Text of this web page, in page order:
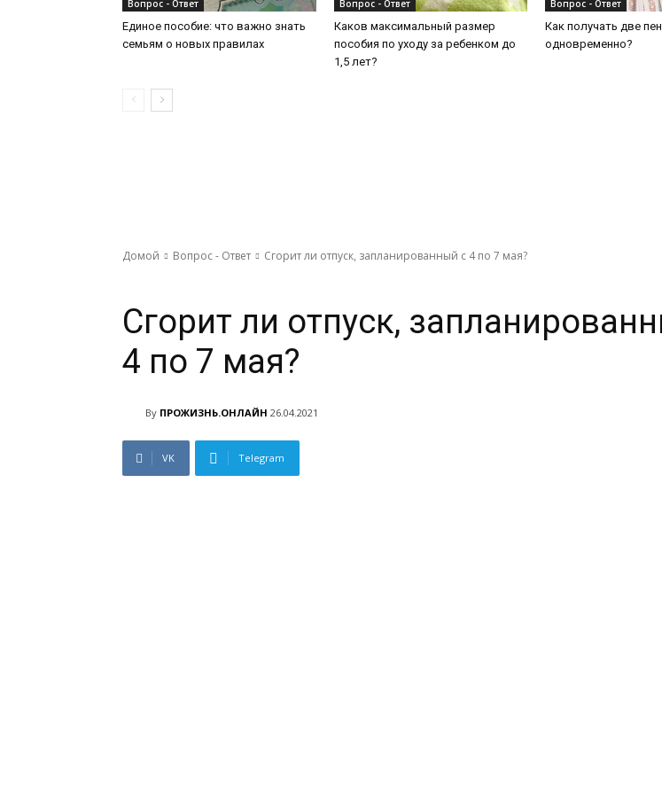
Вопрос - Ответ
Единое пособие: что важно знать
семьям о новых правилах
Вопрос - Ответ
Каков максимальный размер
пособия по уходу за ребенком до
1,5 лет?
Вопрос - Ответ
Как получать две
одновременно?